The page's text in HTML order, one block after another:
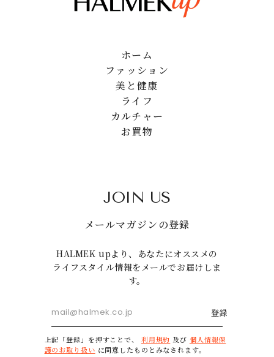
ホーム
ファッション
美と健康
ライフ
カルチャー
お買物
JOIN US
メールマガジンの登録
HALMEK upより、あなたにオススメの
ライフスタイル情報をメールでお届けしま
す。
登録
上記「登録」を押すことで、 利用規約 及び 個人情報保
護のお取り扱い に同意したものとみなされます。